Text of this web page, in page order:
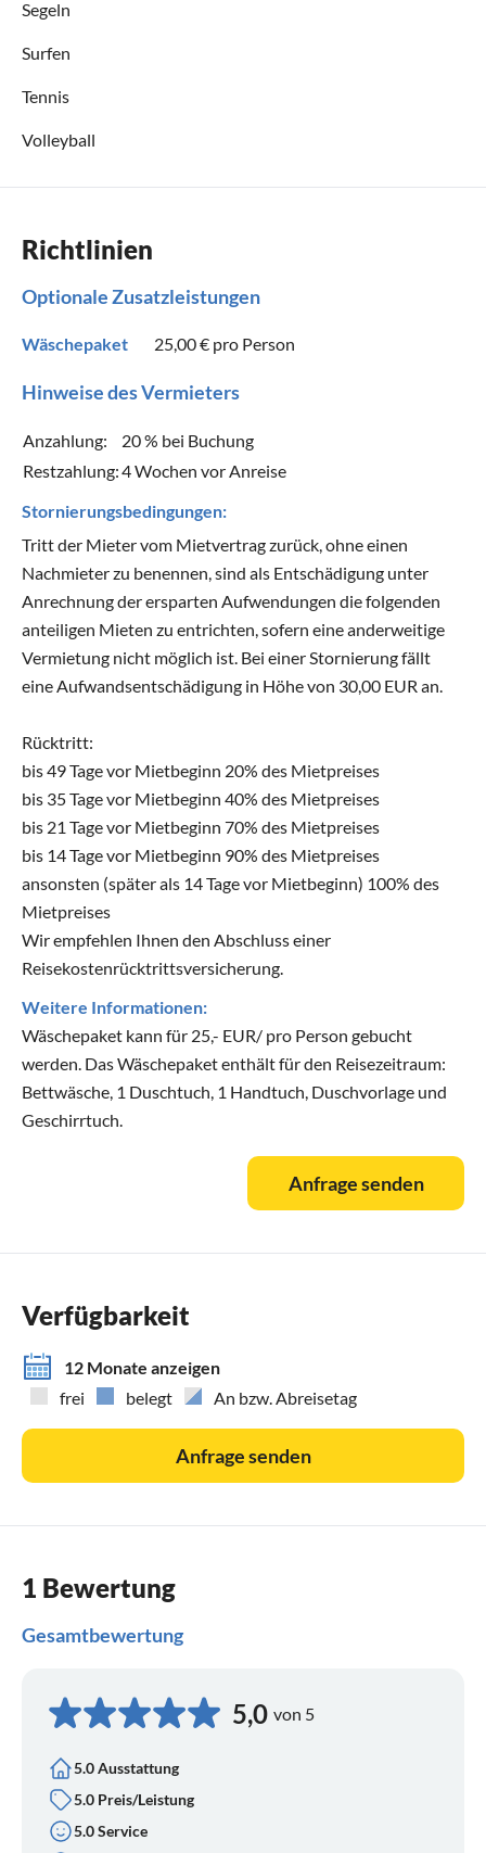
Segeln
Surfen
Tennis
Volleyball
Richtlinien
Optionale Zusatzleistungen
Wäschepaket 25,00 € pro Person
Hinweise des Vermieters
Anzahlung:
20 % bei Buchung
Restzahlung:4 Wochen vor Anreise
Stornierungsbedingungen:
Tritt der Mieter vom Mietvertrag zurück, ohne einen
Nachmieter zu benennen, sind als Entschädigung unter
Anrechnung der ersparten Aufwendungen die folgenden
anteiligen Mieten zu entrichten, sofern eine anderweitige
Vermietung nicht möglich ist. Bei einer Stornierung fällt
eine Aufwandsentschädigung in Höhe von 30,00 EUR an.
Rücktritt:
bis 49 Tage vor Mietbeginn 20% des Mietpreises
bis 35 Tage vor Mietbeginn 40% des Mietpreises
bis 21 Tage vor Mietbeginn 70% des Mietpreises
bis 14 Tage vor Mietbeginn 90% des Mietpreises
ansonsten (später als 14 Tage vor Mietbeginn) 100% des
Mietpreises
Wir empfehlen Ihnen den Abschluss einer
Reisekostenrücktrittsversicherung.
Weitere Informationen:
Wäschepaket kann für 25,- EUR/ pro Person gebucht
werden. Das Wäschepaket enthält für den Reisezeitraum:
Bettwäsche, 1 Duschtuch, 1 Handtuch, Duschvorlage und
Geschirrtuch.
Anfrage senden
Verfügbarkeit
12 Monate anzeigen
frei
belegt An bzw. Abreisetag
Anfrage senden
1 Bewertung
Gesamtbewertung
5,0 von 5
5.0 Ausstattung
5.0 Preis/Leistung
5.0 Service